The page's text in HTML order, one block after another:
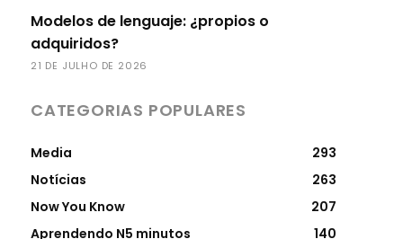
Modelos de lenguaje: ¿propios o
adquiridos?
21 DE JULHO DE 2026
CATEGORIAS POPULARES
Media
293
Notícias
263
Now You Know
207
Aprendendo N5 minutos
140